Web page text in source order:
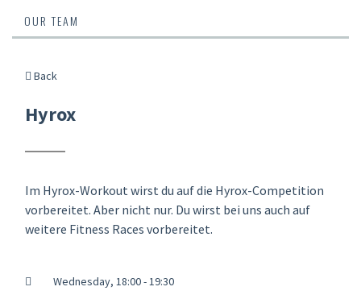
OUR TEAM
Back
Hyrox
Im Hyrox-Workout wirst du auf die Hyrox-Competition
vorbereitet. Aber nicht nur. Du wirst bei uns auch auf
weitere Fitness Races vorbereitet.
Wednesday, 18:00 - 19:30